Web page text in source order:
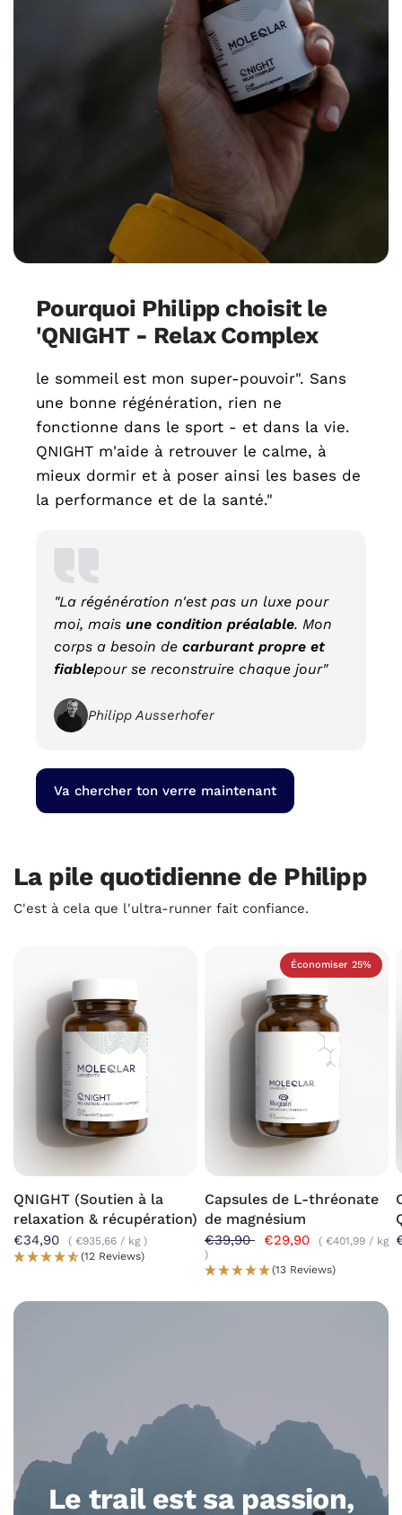
Pourquoi Philipp choisit le
'QNIGHT - Relax Complex
le sommeil est mon super-pouvoir". Sans
une bonne régénération, rien ne
fonctionne dans le sport - et dans la vie.
QNIGHT m'aide à retrouver le calme, à
mieux dormir et à poser ainsi les bases de
la performance et de la santé."
"La régénération n'est pas un luxe pour
moi, maisune condition préalable. Mon
corps a besoin decarburant propre et
fiablepour se reconstruire chaque jour"
Philipp Ausserhofer
Va chercher ton verre maintenant
La pile quotidienne de Philipp
C'est à cela que l'ultra-runner fait confiance.
QNIGHT (Soutien à la
relaxation & récupération)
€34,90 €935,66 / kg
(12 Reviews)
Économiser 25%
Capsules de L-thréonate
de magnésium
€39,90 €29,90 €401,99 / kg
(13 Reviews)
Le trail est sa passion,